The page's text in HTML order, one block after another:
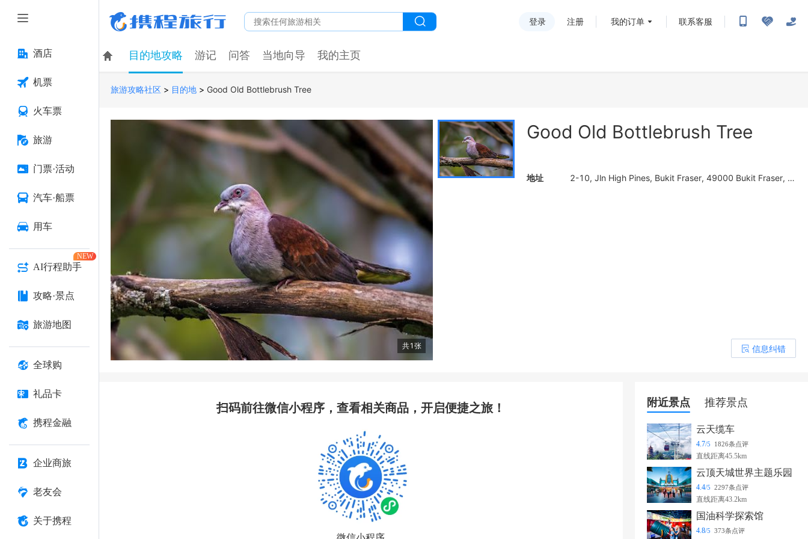
酒店
机票
火车票
旅游
门票·活动
汽车·船票
用车
AI行程助手
NEW
攻略·景点
旅游地图
全球购
礼品卡
携程金融
企业商旅
老友会
关于携程
登录 注册 我的订单 联系客服
目的地攻略 游记 问答 当地向导 我的主页
旅游攻略社区 > 目的地 > Good Old Bottlebrush Tree
共1 张
Good Old Bottlebrush Tree
地址 2-10, Jln High Pines, Bukit Fraser, 49000 Bukit Fraser, Pahang, 马来西亚
󰎒 信息纠错
扫码前往微信小程序，查看相关商品，开启便捷之旅！ 附近景点 推荐景点
云天缆车
4.7/5 1826条点评
直线距离45.5km
云顶天城世界主题乐园
4.4/5 2297条点评
直线距离43.2km
国油科学探索馆
4.8/5 373条点评